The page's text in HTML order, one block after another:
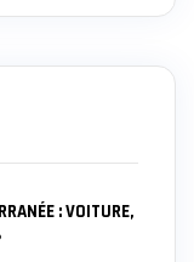
: VOITURE,